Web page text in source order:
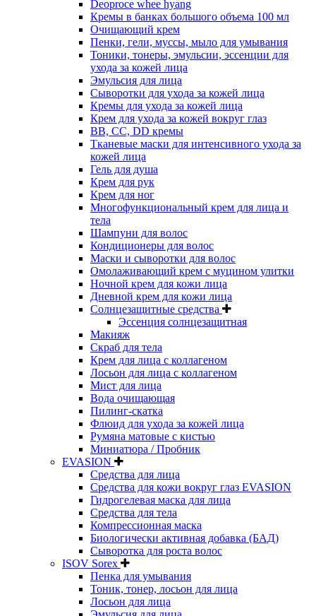
Deoproce whee hyang
Кремы в банках большого объема 100 мл
Очищающий крем
Пенки, гели, муссы, мыло для умывания
Тоники, тонеры, эмульсии, эссенции для
ухода за кожей лица
Эмульсия для лица
Сыворотки для ухода за кожей лица
Кремы для ухода за кожей лица
Крем для ухода за кожей вокруг глаз
BB, CC, DD кремы
Тканевые маски для интенсивного ухода за
кожей лица
Гель для душа
Крем для рук
Крем для ног
Многофункциональный крем для лица и
тела
Шампуни для волос
Кондиционеры для волос
Маски и сыворотки для волос
Омолаживающий крем с муцином улитки
Ночной крем для кожи лица
Дневной крем для кожи лица
Солнцезащитные средства
Эссенция солнцезащитная
Макияж
Скраб для тела
Крем для лица с коллагеном
Лосьон для лица с коллагеном
Мист для лица
Вода очищающая
Пилинг-скатка
Флюид для ухода за кожей лица
Румяна матовые с кистью
Миниатюра / Пробник
EVASION
Средства для лица
Средства для кожи вокруг глаз EVASION
Гидрогелевая маска для лица
Средства для тела
Компрессионная маска
Биологически активная добавка (БАД)
Сыворотка для роста волос
ISOV Sorex
Пенка для умывания
Тоник, тонер, лосьон для лица
Лосьон для лица